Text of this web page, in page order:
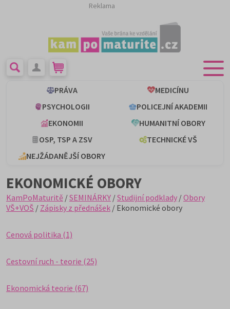
Reklama
PRÁVA
MEDICÍNU
PSYCHOLOGII
POLICEJNÍ AKADEMII
EKONOMII
HUMANITNÍ OBORY
OSP, TSP A ZSV
TECHNICKÉ VŠ
NEJŽÁDANĚJŠÍ OBORY
EKONOMICKÉ OBORY
KamPoMaturitě /SEMINÁRKY /Studijní podklady /Obory
VŠ+VOŠ / Zápisky z přednášek / Ekonomické obory
Cenová politika (1)
Cestovní ruch - teorie (25)
Ekonomická teorie (67)